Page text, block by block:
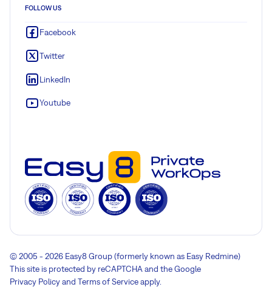
FOLLOW US
Facebook
Twitter
LinkedIn
Youtube
© 2005 - 2026 Easy8 Group (formerly known as Easy Redmine)
This site is protected by reCAPTCHA and the Google
Privacy Policyand Terms of Serviceapply.